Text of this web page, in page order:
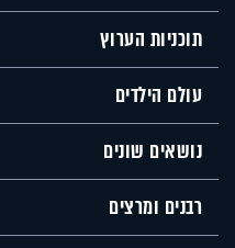
תוכניות הערוץ
עולם הילדים
נושאים שונים
רבנים ומרצים